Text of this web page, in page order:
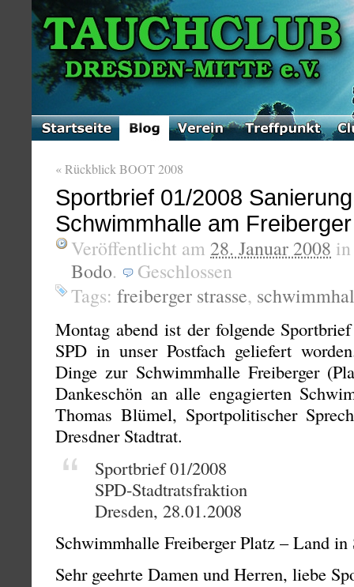
«Rückblick BOOT 2008
Sportbrief 01/2008
Schwimmhalle am
Veröffentlicht am 28. Januar 2008
Bodo.
Geschlossen
Tags: freiberger strasse,
Montag abend ist der folgende
SPD in unser Postfach geliefert
Dinge zur Schwimmhalle Freiberger
Dankeschön an alle engagierten
Thomas Blümel, Sportpolitischer
Dresdner Stadtrat.
Sportbrief 01/2008
SPD-Stadtratsfraktion
Dresden, 28.01.2008
Schwimmhalle Freiberger Platz – Land in
Sehr geehrte Damen und Herren, liebe